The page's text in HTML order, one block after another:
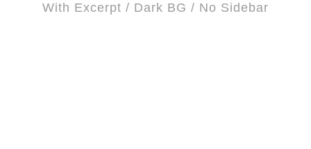
With Excerpt / Dark BG / No Sidebar